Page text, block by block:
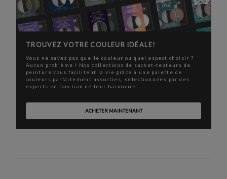
TROUVEZ VOTRE COULEUR IDÉALE!
Vous ne savez pas quelle couleur ou quel aspect choisir ?
Aucun problème ! Nos collections de sachet-testeurs de
peinture vous facilitent la vie grâce à une palette de
couleurs parfaitement assorties, sélectionnées par des
experts en fonction de leur harmonie.
ACHETER MAINTENANT